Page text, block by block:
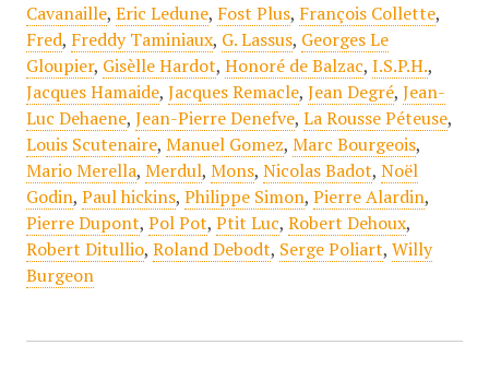
Cavanaille, Eric Ledune, Fost Plus, François Collette,
Fred, Freddy Taminiaux, G. Lassus, Georges Le
Gloupier, Gisèlle Hardot, Honoré de Balzac, I.S.P.H.,
Jacques Hamaide, Jacques Remacle, Jean Degré, Jean-
Luc Dehaene, Jean-Pierre Denefve, La Rousse Péteuse,
Louis Scutenaire, Manuel Gomez, Marc Bourgeois,
Mario Merella, Merdul, Mons, Nicolas Badot, Noël
Godin, Paul hickins, Philippe Simon, Pierre Alardin,
Pierre Dupont, Pol Pot, Ptit Luc, Robert Dehoux,
Robert Ditullio, Roland Debodt, Serge Poliart, Willy
Burgeon